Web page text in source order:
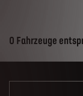
0 Fahrzeuge